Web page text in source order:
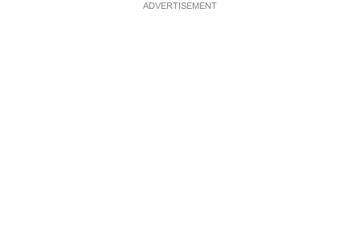
ADVERTISEMENT